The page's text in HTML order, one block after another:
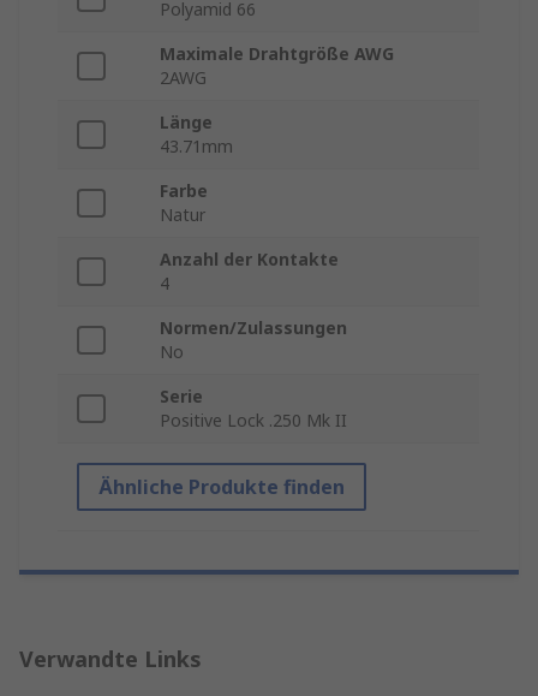
Polyamid 66
Maximale Drahtgröße AWG
2AWG
Länge
43.71mm
Farbe
Natur
Anzahl der Kontakte
4
Normen/Zulassungen
No
Serie
Positive Lock .250 Mk II
Ähnliche Produkte finden
Verwandte Links